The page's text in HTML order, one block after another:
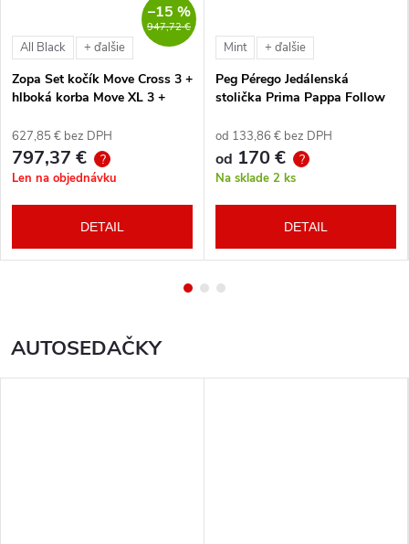
947,72 €
–15 %
All Black + ďalšie
Zopa Set kočík Move Cross 3 +
hlboká korba Move XL 3 +
vlastného výberu + báza
627,85 € bez DPH
797,37 € ?
Len na objednávku
DETAIL
Mint + ďalšie
Peg Pérego Jedálenská
stolička Prima Pappa Follow
od 133,86 € bez DPH
od 170 € ?
Na sklade 2 ks
DETAIL
AUTOSEDAČKY